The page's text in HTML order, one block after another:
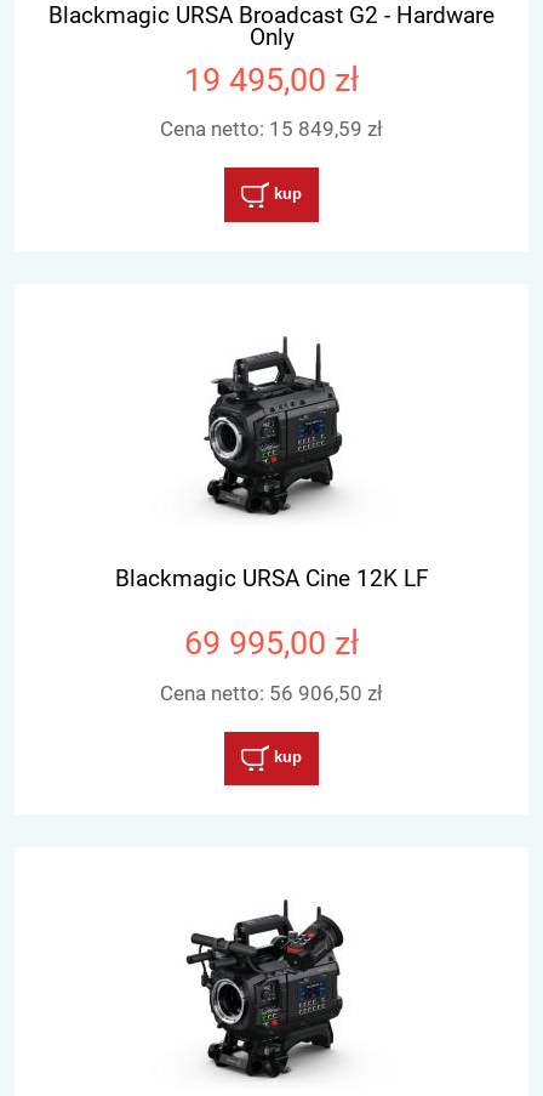
Blackmagic URSA Broadcast G2 - Hardware
Only
19 495,00 zł
Cena netto: 15 849,59 zł
kup
Blackmagic URSA Cine 12K LF
69 995,00 zł
Cena netto: 56 906,50 zł
kup